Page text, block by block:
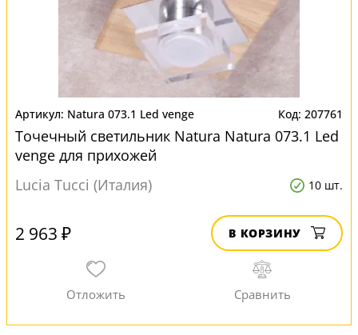
Natura 073.1 Led venge 207761
Точечный светильник Natura Natura 073.1 Led
venge для прихожей
Lucia Tucci (Италия)
10 шт.
2 963 ₽ В КОРЗИНУ